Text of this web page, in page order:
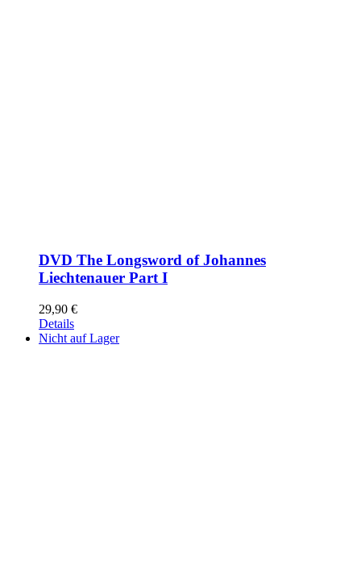
DVD The Longsword of Johannes
Liechtenauer Part I
29,90 €
Details
Nicht auf Lager